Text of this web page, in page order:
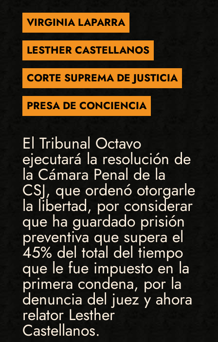
VIRGINIA LAPARRA
LESTHER CASTELLANOS
CORTE SUPREMA DE JUSTICIA
PRESA DE CONCIENCIA
El Tribunal Octavo
ejecutará la resolución de
la Cámara Penal de la
CSJ, que ordenó otorgarle
la libertad, por considerar
que ha guardado prisión
preventiva que supera el
45% del total del tiempo
que le fue impuesto en la
primera condena, por la
denuncia del juez y ahora
relator Lesther
Castellanos.